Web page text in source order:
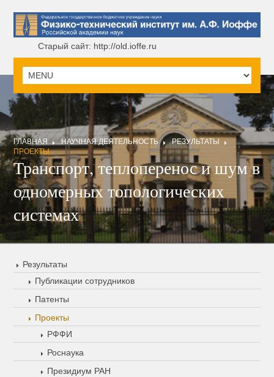
Старый сайт: http://old.ioffe.ru
ГЛАВНАЯ НАУЧНАЯ ДЕЯТЕЛЬНОСТЬ
РЕЗУЛЬТАТЫ
ПРОЕКТЫ
Транспорт, теплоперенос и шум в
одномерных топологическиx
системах
Результаты
Публикации сотрудников
Патенты
Проекты
РФФИ
Роснаука
Президиум РАН